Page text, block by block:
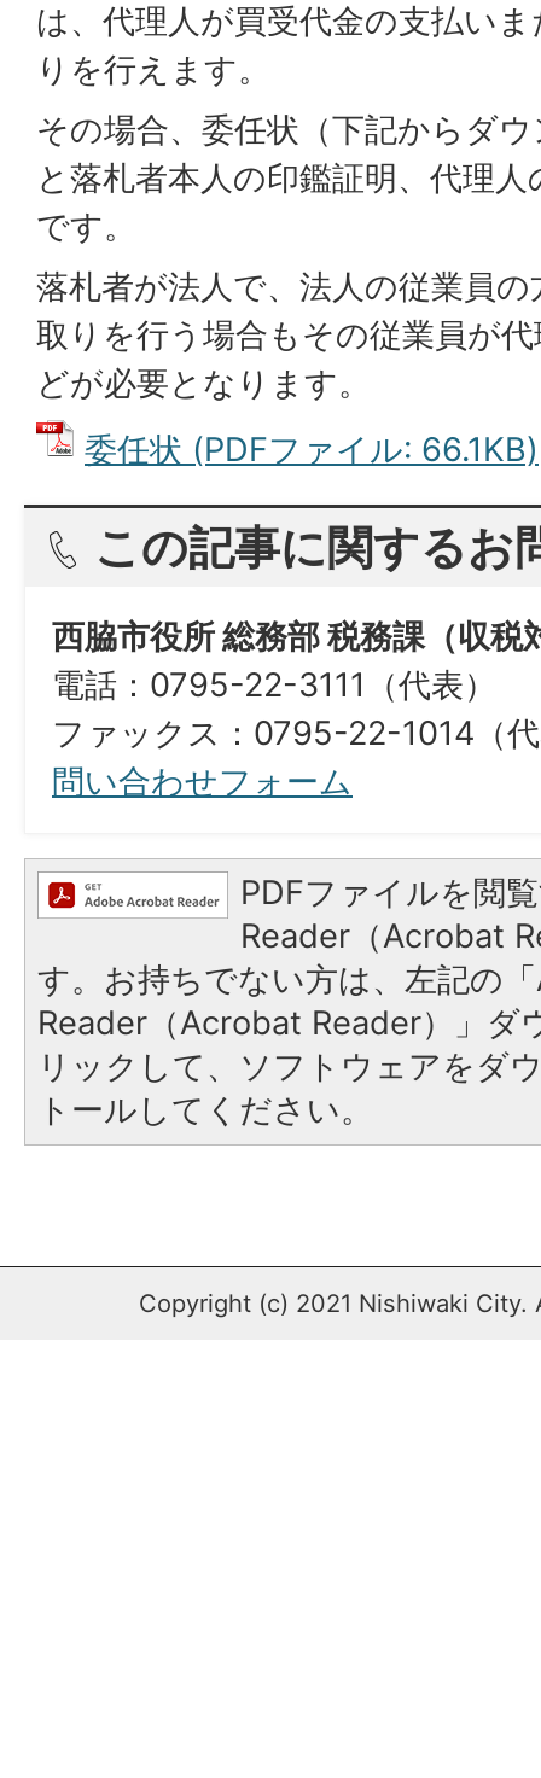
は、代理人が買受代金の支払い
りを行えます。
その場合、委任状（下記からダ
と落札者本人の印鑑証明、代理
です。
落札者が法人で、法人の従業員
取りを行う場合もその従業員が
どが必要となります。
委任状 (PDFファイル: 66.1KB)
この記事に関するお
西脇市役所 総務部 税務課（収税
電話：0795-22-3111（代表）
ファックス：0795-22-1014（
問い合わせフォーム
PDFファイルを閲
Reader（Acrobat
す。お持ちでない方は、左記の
Reader（Acrobat Reader）」ダ
リックして、ソフトウェアをダ
トールしてください。
Copyright (c) 2021 Nishiwaki City.